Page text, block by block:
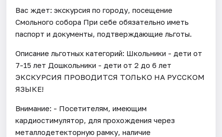
Вас ждет: экскурсия по городу, посещение
Смольного собора При себе обязательно иметь
паспорт и документы, подтверждающие льготы.
Описание льготных категорий: Школьники - дети от
7-15 лет Дошкольники - дети от 2 до 6 лет
ЭКСКУРСИЯ ПРОВОДИТСЯ ТОЛЬКО НА РУССКОМ
ЯЗЫКЕ!
Внимание: - Посетителям, имеющим
кардиостимулятор, для прохождения через
металлодетекторную рамку, наличие